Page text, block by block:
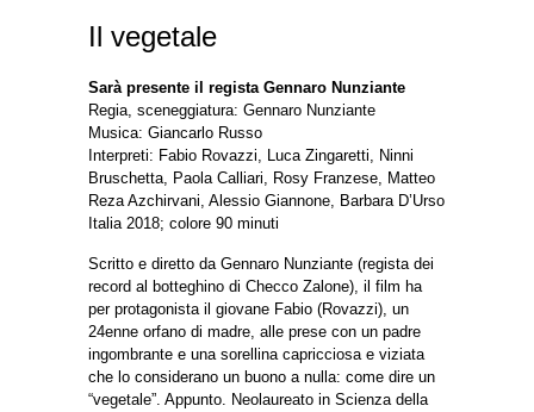
Il vegetale
Sarà presente il regista Gennaro Nunziante
Regia, sceneggiatura: Gennaro Nunziante
Musica: Giancarlo Russo
Interpreti: Fabio Rovazzi, Luca Zingaretti, Ninni
Bruschetta, Paola Calliari, Rosy Franzese, Matteo
Reza Azchirvani, Alessio Giannone, Barbara D’Urso
Italia 2018; colore 90 minuti
Scritto e diretto da Gennaro Nunziante (regista dei
record al botteghino di Checco Zalone), il film ha
per protagonista il giovane Fabio (Rovazzi), un
24enne orfano di madre, alle prese con un padre
ingombrante e una sorellina capricciosa e viziata
che lo considerano un buono a nulla: come dire un
“vegetale”. Appunto. Neolaureato in Scienza della